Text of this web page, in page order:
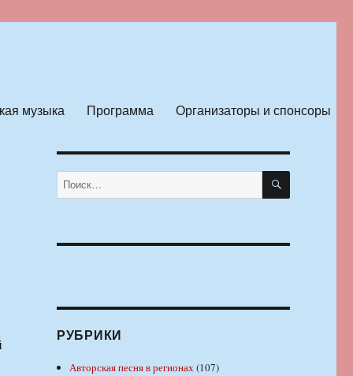
музыка Программа Организаторы и спонсоры
Искать: ПОИСК
РУБРИКИ
Авторская песня в регионах(107)